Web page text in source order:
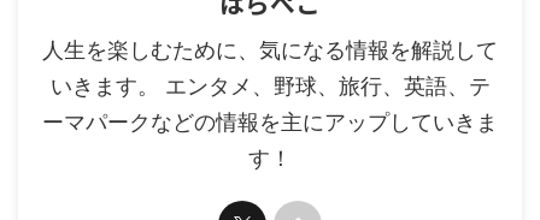
人生を楽しむために、気になる情報を解説して
いきます。 エンタメ、野球、旅行、英語、テ
ーマパークなどの情報を主にアップしていきま
す！